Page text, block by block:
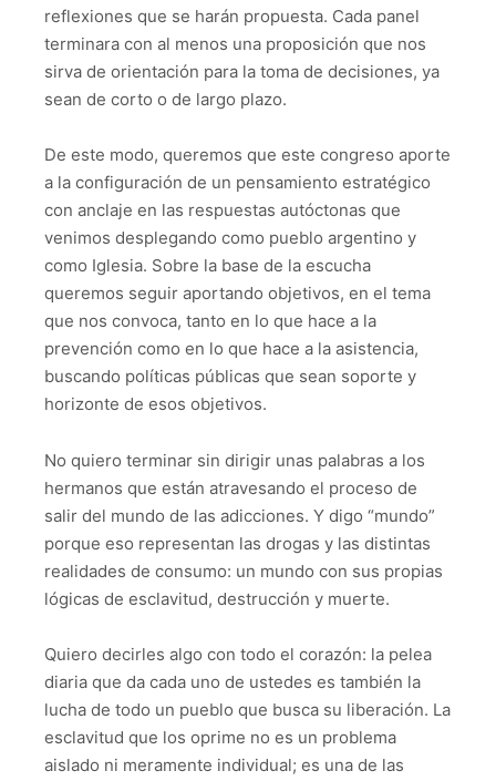
reflexiones que se harán propuesta. Cada panel
terminara con al menos una proposición que nos
sirva de orientación para la toma de decisiones, ya
sean de corto o de largo plazo.
De este modo, queremos que este congreso aporte
a la configuración de un pensamiento estratégico
con anclaje en las respuestas autóctonas que
venimos desplegando como pueblo argentino y
como Iglesia. Sobre la base de la escucha
queremos seguir aportando objetivos, en el tema
que nos convoca, tanto en lo que hace a la
prevención como en lo que hace a la asistencia,
buscando políticas públicas que sean soporte y
horizonte de esos objetivos.
No quiero terminar sin dirigir unas palabras a los
hermanos que están atravesando el proceso de
salir del mundo de las adicciones. Y digo “mundo”
porque eso representan las drogas y las distintas
realidades de consumo: un mundo con sus propias
lógicas de esclavitud, destrucción y muerte.
Quiero decirles algo con todo el corazón: la pelea
diaria que da cada uno de ustedes es también la
lucha de todo un pueblo que busca su liberación. La
esclavitud que los oprime no es un problema
aislado ni meramente individual; es una de las